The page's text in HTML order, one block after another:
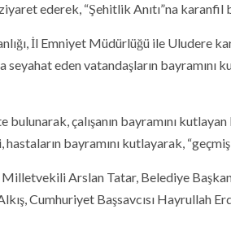
ederek, “Şehitlik Anıtı”na karanfil
İl Emniyet Müdürlüğü ile Uludere
eden vatandaşların bayramını
çalışanın bayramını
bayramını kutlayarak,
Arslan Tatar, Belediye
Cumhuriyet Başsavcısı Hayrullah